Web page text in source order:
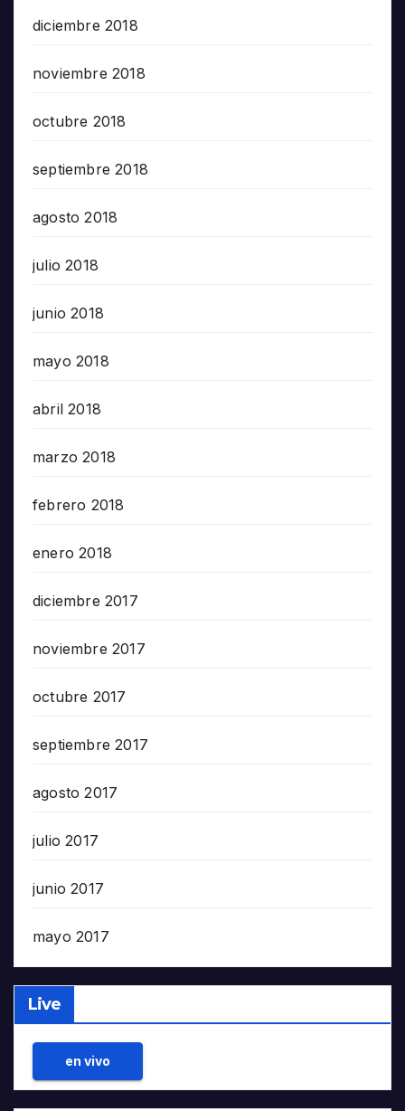
diciembre 2018
noviembre 2018
octubre 2018
septiembre 2018
agosto 2018
julio 2018
junio 2018
mayo 2018
abril 2018
marzo 2018
febrero 2018
enero 2018
diciembre 2017
noviembre 2017
octubre 2017
septiembre 2017
agosto 2017
julio 2017
junio 2017
mayo 2017
Live
en vivo